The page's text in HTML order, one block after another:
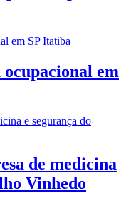
em
de medicina
Vinhedo